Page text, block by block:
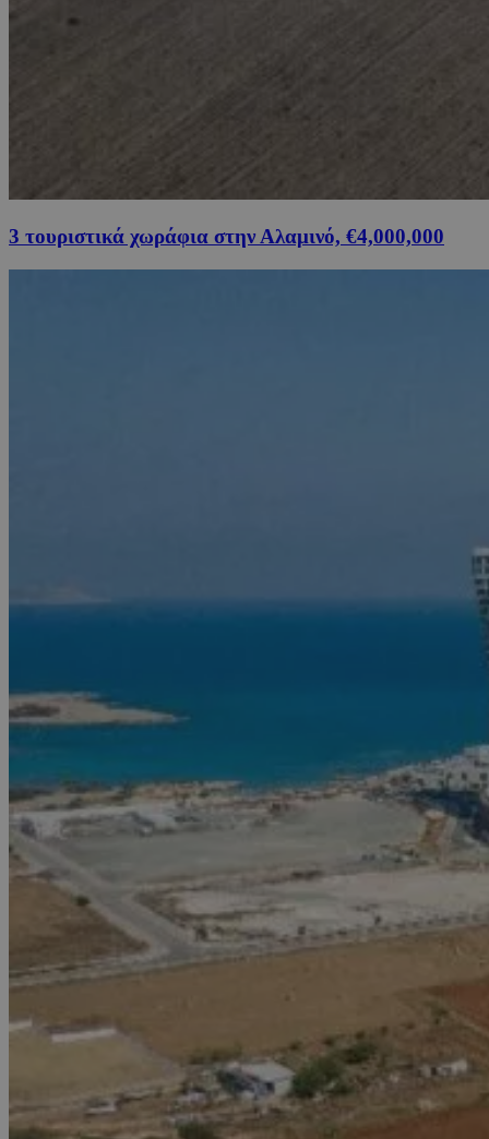
3 τουριστικά χωράφια στην Αλαμινό, €4,000,000